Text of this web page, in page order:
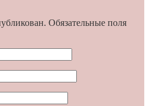
Обязательные поля